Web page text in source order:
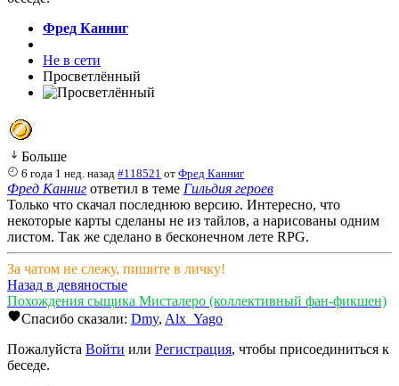
Фред Канниг
Не в сети
Просветлённый
Больше
6 года 1 нед. назад #118521 отФред Канниг
Фред Канниг ответил в теме Гильдия героев
Только что скачал последнюю версию. Интересно, что
некоторые карты сделаны не из тайлов, а нарисованы одним
листом. Так же сделано в бесконечном лете RPG.
За чатом не слежу, пишите в личку!
Назад в девяностые
Похождения сыщика Мисталеро (коллективный фан-фикшен)
Спасибо сказали: Dmy, Alx_Yago
Пожалуйста Войти или Регистрация, чтобы присоединиться к
беседе.